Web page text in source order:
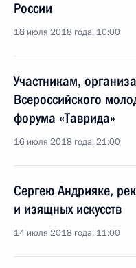
России
18 июля 2018 года, 10:00
Участникам,
Всероссийского
форума «Таврида»
16 июля 2018 года, 21:00
Сергею Андрияке,
и изящных искусств
14 июля 2018 года, 11:00